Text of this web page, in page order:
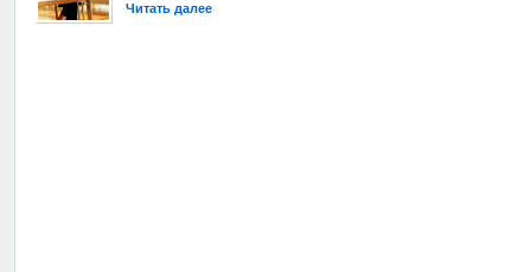
Читать далее